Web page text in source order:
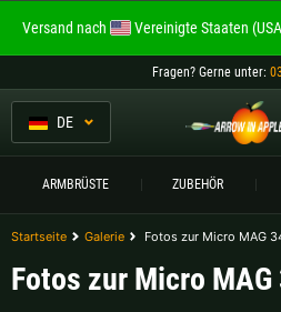
DE
ARMBRÜSTE ZUBEHÖR
Startseite Galerie Fotos zur Micro MAG
Fotos zur Micro MAG
ARROW IN
Die besten
Bitte wählen Sie Ihre
Deutsch (AT)
Versand nach Vereinigte Staaten
Fragen? Gerne unter: